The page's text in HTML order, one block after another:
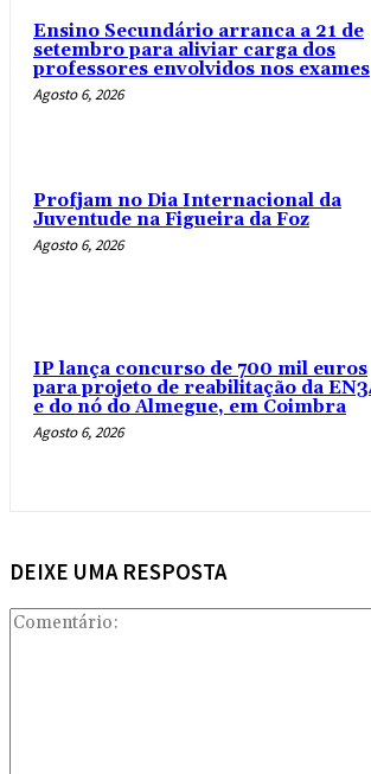
Ensino Secundário arranca a 21 de
setembro para aliviar carga dos
professores envolvidos nos exames
Agosto 6, 2026
Profjam no Dia Internacional da
Juventude na Figueira da Foz
Agosto 6, 2026
IP lança concurso de 700 mil euros
para projeto de reabilitação da
e do nó do Almegue, em Coimbra
Agosto 6, 2026
DEIXE UMA RESPOSTA